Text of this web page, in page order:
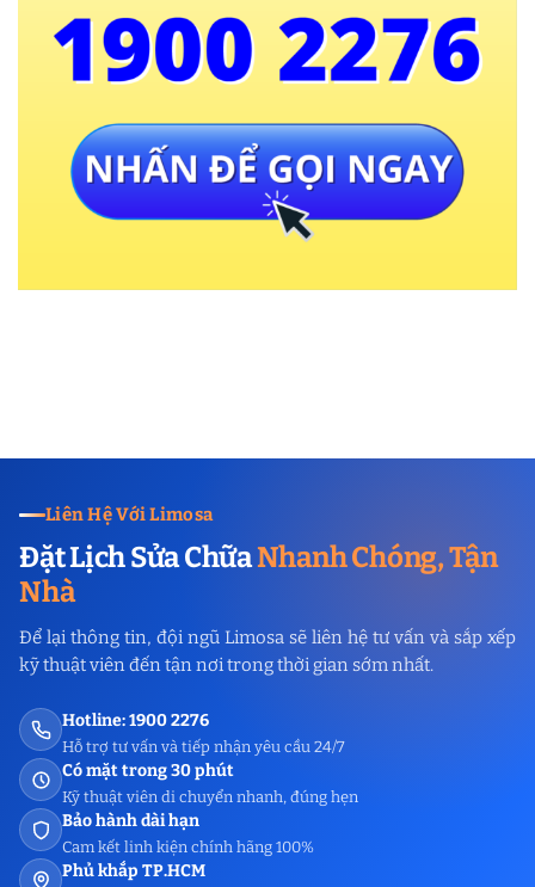
Liên Hệ Với Limosa
Đặt Lịch Sửa ChữaNhanh Chóng, Tận
Nhà
Để lại thông tin, đội ngũ Limosa sẽ liên hệ tư vấn và sắp xếp
kỹ thuật viên đến tận nơi trong thời gian sớm nhất.
Hotline: 1900 2276
Hỗ trợ tư vấn và tiếp nhận yêu cầu 24/7
Có mặt trong 30 phút
Kỹ thuật viên di chuyển nhanh, đúng hẹn
Bảo hành dài hạn
Cam kết linh kiện chính hãng 100%
Phủ khắp TP.HCM